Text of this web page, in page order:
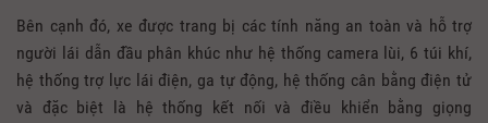
Bên cạnh đó, xe được trang bị các tính năng an toàn và hỗ trợ
người lái dẫn đầu phân khúc như hệ thống camera lùi, 6 túi khí,
hệ thống trợ lực lái điện, ga tự động, hệ thống cân bằng điện tử
và đặc biệt là hệ thống kết nối và điều khiển bằng giọng